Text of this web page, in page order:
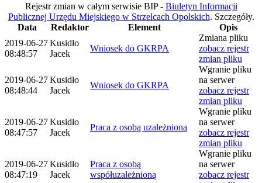
Rejestr zmian w całym serwisie BIP - Biuletyn Informacji
Publicznej Urzędu Miejskiego w Strzelcach Opolskich. Szczegóły.
Data
Redaktor Element
Opis
2019-06-27
08:48:57
Kusidło
Jacek
Wniosek do GKRPA
Zmiana pliku
zobacz rejestr
zmian pliku
2019-06-27
08:48:44
Kusidło
Jacek
Wniosek do GKRPA
Wgranie pliku
na serwer
zobacz rejestr
zmian pliku
2019-06-27
08:47:57
Kusidło
Jacek
Praca z osobą uzależnioną
Wgranie pliku
na serwer
zobacz rejestr
zmian pliku
2019-06-27
08:47:19
Kusidło
Jacek
Praca z osobą
współuzależnioną
Wgranie pliku
na serwer
zobacz rejestr